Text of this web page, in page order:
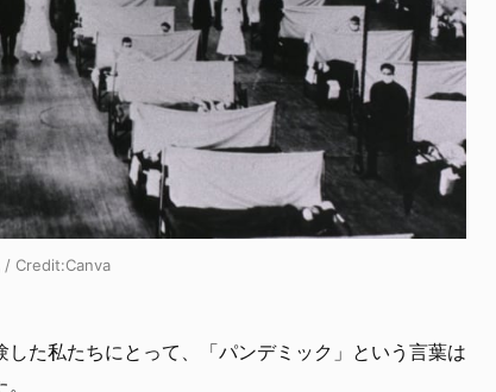
/ Credit:Canva
した私たちにとって、「パンデミック」という言葉は